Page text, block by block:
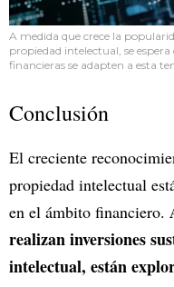
A medida que crece la
propiedad intelectual, se
financieras se adapten a esta
Conclusión
El creciente
propiedad intelectual
en el ámbito financiero.
realizan inversiones
intelectual, están